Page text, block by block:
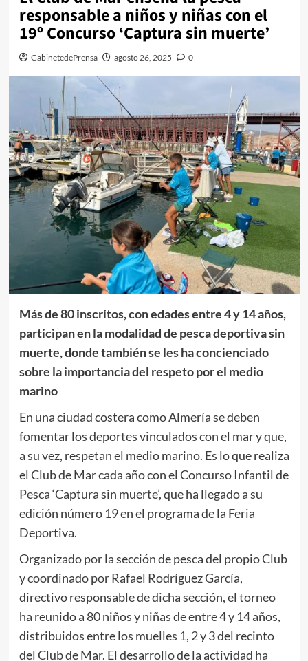
responsable a niños y niñas con el
19º Concurso ‘Captura sin muerte’
GabinetedePrensa agosto 26, 2025 0
Más de 80 inscritos, con edades entre 4 y 14 años,
participan en la modalidad de pesca deportiva sin
muerte, donde también se les ha concienciado
sobre la importancia del respeto por el medio
marino
En una ciudad costera como Almería se deben
fomentar los deportes vinculados con el mar y que,
a su vez, respetan el medio marino. Es lo que realiza
el Club de Mar cada año con el Concurso Infantil de
Pesca ‘Captura sin muerte’, que ha llegado a su
edición número 19 en el programa de la Feria
Deportiva.
Organizado por la sección de pesca del propio Club
y coordinado por Rafael Rodríguez García,
directivo responsable de dicha sección, el torneo
ha reunido a 80 niños y niñas de entre 4 y 14 años,
distribuidos entre los muelles 1, 2 y 3 del recinto
del Club de Mar. El desarrollo de la actividad ha